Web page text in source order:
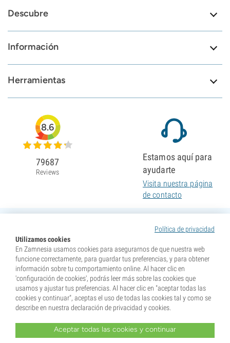
Descubre
Información
Herramientas
Política de privacidad
Utilizamos cookies
En Zamnesia usamos cookies para asegurarnos de que nuestra web
funcione correctamente, para guardar tus preferencias, y para obtener
información sobre tu comportamiento online. Al hacer clic en
'configuración de cookies', podrás leer más sobre las cookies que
usamos y ajustar tus preferencias. Al hacer clic en "aceptar todas las
cookies y continuar", aceptas el uso de todas las cookies tal y como se
describe en nuestra declaración de privacidad y cookies.
Aceptar todas las cookies y continuar
8.6
79687
Reviews
Estamos aquí para
ayudarte
Visita nuestra página
de contacto
* Nuestras semillas se venden como suvenires. La germinación de semillas es ilegal en muchos